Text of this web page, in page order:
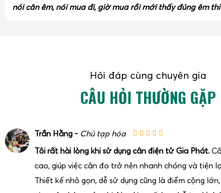
nói cân êm, nói mua đi, giờ mua rồi mới thấy đúng êm
Hỏi đáp cùng chuyên gia
CÂU HỎI THƯỜNG GẶP
Trần Hằng - Chủ tạp hóa
Tôi rất hài lòng khi sử dụng cân điện tử Gia Phát.
cao, giúp việc cân đo trở nên nhanh chóng và tiện
Thiết kế nhỏ gọn, dễ sử dụng cũng là điểm cộng